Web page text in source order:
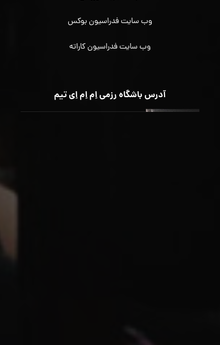
وب سایت فدراسیون بوکس
وب سایت فدراسیون کاراته
آدرس باشگاه رزمی اِم اِم اِی تیم